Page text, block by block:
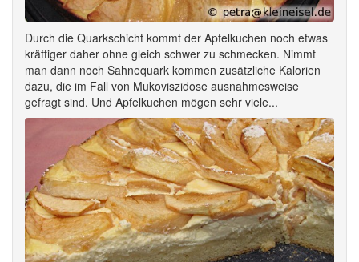
Durch die Quarkschicht kommt der Apfelkuchen noch etwas
kräftiger daher ohne gleich schwer zu schmecken. Nimmt
man dann noch Sahnequark kommen zusätzliche Kalorien
dazu, die im Fall von Mukoviszidose ausnahmesweise
gefragt sind. Und Apfelkuchen mögen sehr viele...